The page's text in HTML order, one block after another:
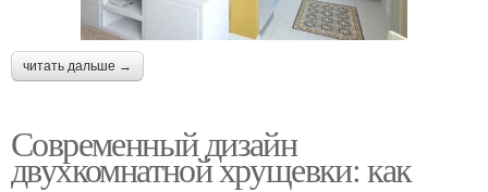
читать дальше →
Современный дизайн
двухкомнатной хрущевки: как